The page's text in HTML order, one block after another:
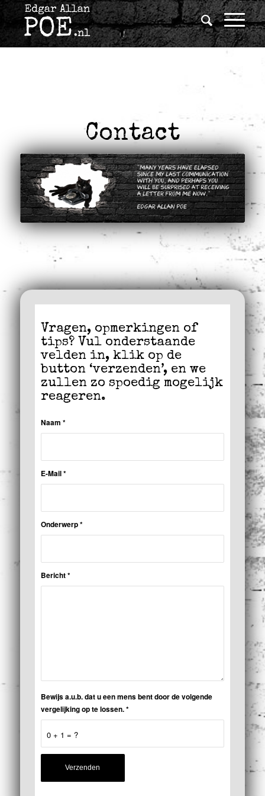
Contact
Vragen, opmerkingen of
tips? Vul onderstaande
velden in, klik op de
button ‘verzenden’, en we
zullen zo spoedig mogelijk
reageren.
Naam *
E-Mail*
Onderwerp*
Bericht*
0 + 1 = ?
Bewijs a.u.b. dat u een mens bent door de volgende
vergelijking op te lossen.*